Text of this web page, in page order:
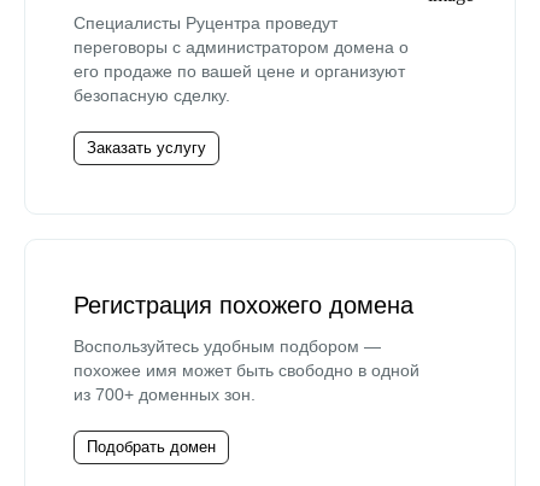
Специалисты Руцентра проведут
переговоры с администратором домена о
его продаже по вашей цене и организуют
безопасную сделку.
Заказать услугу
Регистрация похожего домена
Воспользуйтесь удобным подбором —
похожее имя может быть свободно в одной
из 700+ доменных зон.
Подобрать домен